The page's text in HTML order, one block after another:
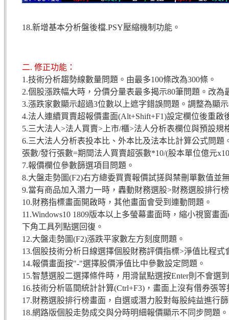
18.新增基本分析盤後檔.PSY壓縮機制功能。
二. 修正功能：
1.技術分析趨勢線數量問題。由最多100條改為300條。
2.個股漲跌幅大時，分價分量表最多揭示80筆問題。改為
3.漲跌家數顯示超過3位數以上遮字錯誤問題。調整為顯
4.法人連續買賣超報價畫面(Alt+Shift+F1)設定欄位後重啟
5.三大法人>法人買賣>上市/櫃>法人分析表欄位與預設規
6.三大法人分析表投本比、外本比及法本比計算公式問題
張數/發行張數=期間法人買賣超張數*10/(股本單位億元
7.報價欄位參數篩選項目問題。
8.大盤走勢圖(F2)右方總委買賣報價試搓與禁刪單數值並
9.當有商品加入潛力一時，轟動財務選股>財務選股排行
10.財務指標畫面開啟時，其他畫面會受到連動問題。
11.Windows10 1809版本以上多螢幕畫面時，縮小視窗畫
下角工具列點選回復。
12.大盤走勢圖(F2)漲跌平家數左方刻度問題。
13.個股技術分析日線選擇個股財務評價指標>淨值比程式
14.報價畫面按"-"選擇股價淨值比中參數設定問題。
15.智慧選股二選擇條件時，用滑鼠點選按Enter則不會選
16.技術分析區間統計計算(Ctrl+F3)，畫面上沒有借券張
17.財務選股排行榜畫面，自選或潛力股對每股純益進行
18.網路版個股走勢成交與分時明細報價顯示不同步問題。